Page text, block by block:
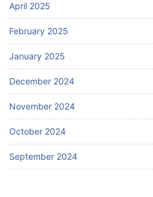
April 2025
February 2025
January 2025
December 2024
November 2024
October 2024
September 2024